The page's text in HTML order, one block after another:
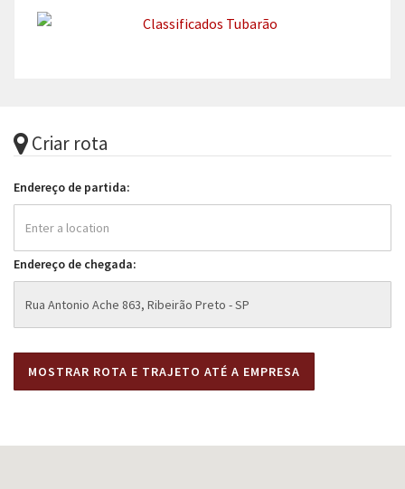
Criar rota
Endereço de partida:
Endereço de chegada: